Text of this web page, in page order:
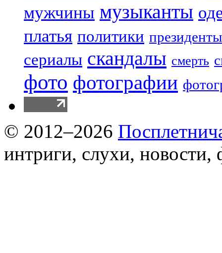
мужчины музыканты
платья политики президенты
сериалы скандалы смерть
фото фотографии
© 2012–2026
интриги, слухи, новости,